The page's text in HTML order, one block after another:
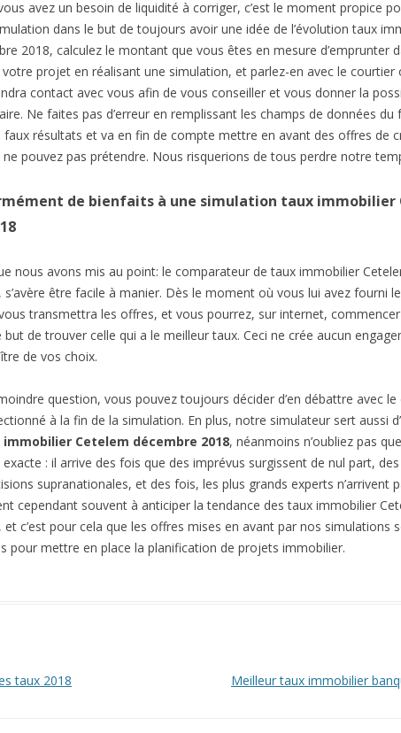
avez un besoin de liquidité à corriger, c’est le moment propice
dans le but de toujours avoir une idée de l’évolution taux
2018, calculez le montant que vous êtes en mesure d’emprunter
projet en réalisant une simulation, et parlez-en avec le courtier
contact avec vous afin de vous conseiller et vous donner la
Ne faites pas d’erreur en remplissant les champs de données du
faux résultats et va en fin de compte mettre en avant des offres de
ne pouvez pas prétendre. Nous risquerions de tous perdre notre
de bienfaits à une simulation taux immobilier
nous avons mis au point: le comparateur de taux immobilier
s’avère être facile à manier. Dès le moment où vous lui avez fourni
transmettra les offres, et vous pourrez, sur internet,
but de trouver celle qui a le meilleur taux. Ceci ne crée aucun
de vos choix.
question, vous pouvez toujours décider d’en débattre avec le
à la fin de la simulation. En plus, notre simulateur sert aussi
Cetelem décembre 2018, néanmoins n’oubliez pas
: il arrive des fois que des imprévus surgissent de nul part,
supranationales, et des fois, les plus grands experts n’arrivent
cependant souvent à anticiper la tendance des taux immobilier
c’est pour cela que les offres mises en avant par nos simulations
pour mettre en place la planification de projets immobilier.
taux 2018 Meilleur taux immobilier